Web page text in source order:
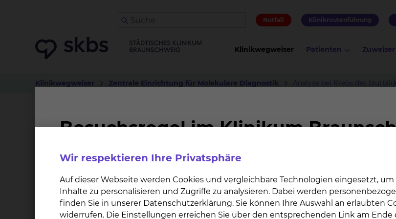
Notfall Klinikroutenführung
Klinikwegweiser Patienten Zuweiser
Klinikwegweiser Zentrale Einrichtung für Molekulare Diagnostik Analyse bei Krebs des
Analyse bei Krebs des blutbildenden Systems
Weitere Informationen
Wir respektieren Ihre Privatsphäre
Auf dieser Webseite werden Cookies und vergleichbare Technologien eingesetzt,
Inhalte zu personalisieren und Zugriffe zu analysieren. Dabei werden
finden Sie in unserer Datenschutzerklärung. Sie können Ihre Auswahl an erlaubten
widerrufen. Die Einstellungen erreichen Sie über den entsprechenden Link am Ende